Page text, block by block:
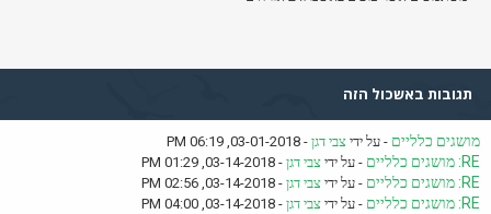
תגובות באשכול הזה
מושגים כלליים - על ידי צבי דגן - 03-01-2018, 06:19 PM
RE: מושגים כלליים - על ידי צבי דגן - 03-14-2018, 01:29 PM
RE: מושגים כלליים - על ידי צבי דגן - 03-14-2018, 02:56 PM
RE: מושגים כלליים - על ידי צבי דגן - 03-14-2018, 04:00 PM